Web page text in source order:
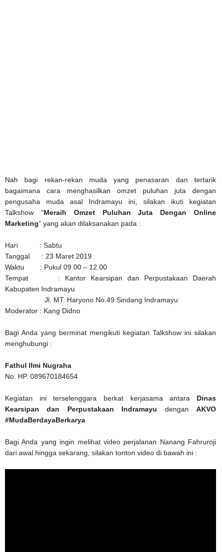
Nah bagi rekan-rekan muda yang penasaran dan tertarik
bagaimana cara menghasilkan omzet puluhan juta dengan
pengusaha muda asal Indramayu ini, silakan ikuti kegiatan
Talkshow “Meraih Omzet Puluhan Juta Dengan Online
Marketing” yang akan dilaksanakan pada :
Hari : Sabtu
Tanggal : 23 Maret 2019
Waktu : Pukul 09.00 – 12.00
Tempat : Kantor Kearsipan dan Perpustakaan Daerah
Kabupaten Indramayu
Jl. MT. Haryono No.49 Sindang Indramayu
Moderator : Kang Didno
Bagi Anda yang berminat mengikuti kegiatan Talkshow ini silakan
menghubungi :
Fathul Ilmi Nugraha
No. HP. 089670184654
Kegiatan ini terselenggara berkat kerjasama antara Dinas
Kearsipan dan Perpustakaan Indramayu denganAKVO
#MudaBerdayaBerkarya
Bagi Anda yang ingin melihat video perjalanan Nanang Fahruroji
dari awal hingga sekarang, silakan tonton video di bawah ini :